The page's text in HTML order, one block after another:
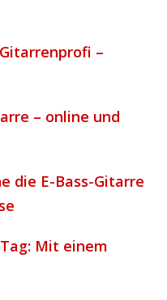
–
– online und
die E-Bass-Gitarre
Mit einem